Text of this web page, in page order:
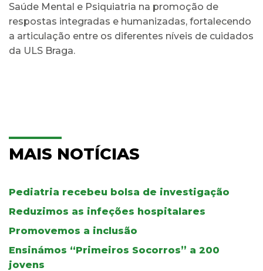
Saúde Mental e Psiquiatria na promoção de
respostas integradas e humanizadas, fortalecendo
a articulação entre os diferentes níveis de cuidados
da ULS Braga.
MAIS NOTÍCIAS
Pediatria recebeu bolsa de investigação
Reduzimos as infeções hospitalares
Promovemos a inclusão
Ensinámos “Primeiros Socorros” a 200
jovens